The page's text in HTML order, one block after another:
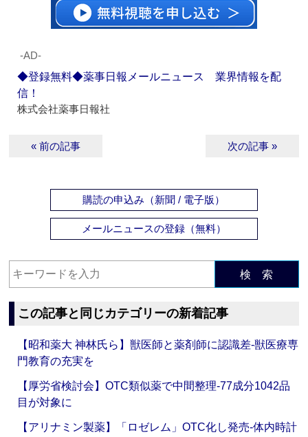
‐AD‐
◆登録無料◆薬事日報メールニュース 業界情報を配
信！
株式会社薬事日報社
« 前の記事 次の記事 »
購読の申込み（新聞 / 電子版）
メールニュースの登録（無料）
検 索
この記事と同じカテゴリーの新着記事
【昭和薬大 神林氏ら】獣医師と薬剤師に認識差‐獣医療専
門教育の充実を
【厚労省検討会】OTC類似薬で中間整理‐77成分1042品
目が対象に
【アリナミン製薬】「ロゼレム」OTC化し発売‐体内時計